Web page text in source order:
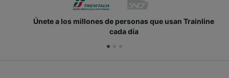
Únete a los millones de personas que usan Trainline
cada día